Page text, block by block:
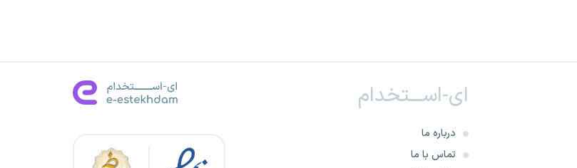
ای-اســـتخدام
درباره ما
تماس با ما